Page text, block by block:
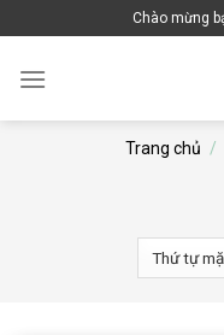
to
content
Chào mừng
Trang chủ /